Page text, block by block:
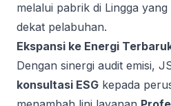
melalui pabrik di Lingga
dekat pelabuhan.
Ekspansi ke Energi
Dengan sinergi audit emisi,
konsultasi ESG kepada